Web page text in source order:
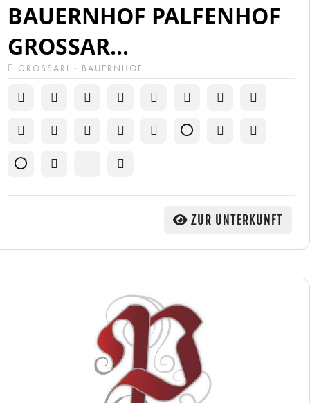
BAUERNHOF PALFENHOF
GROSSAR...
GROSSARL · BAUERNHOF
ZUR UNTERKUNFT